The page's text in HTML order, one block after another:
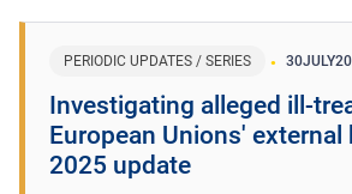
PERIODIC UPDATES / SERIES 30JULY
​Investigating alleged ill-
European Unions' external
2025 update